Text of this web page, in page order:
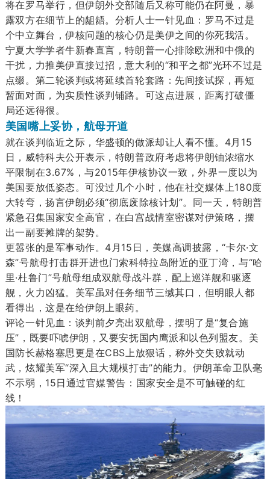
将在罗马举行，但伊朗外交部随后又称可能仍在阿曼，暴
露双方在细节上的龃龉。分析人士一针见血：罗马不过是
个中立舞台，伊核问题的核心仍是美伊之间的你死我活。
宁夏大学学者牛新春直言，特朗普一心排除欧洲和中俄的
干扰，力推美伊直接过招，意大利的“和平之都”光环不过是
点缀。第二轮谈判或将延续首轮套路：先间接试探，再短
暂面对面，为实质性谈判铺路。可这点进展，距离打破僵
局还远得很。
美国嘴上妥协，航母开道
就在谈判临近之际，华盛顿的做派却让人看不懂。4月15
日，威特科夫公开表示，特朗普政府考虑将伊朗铀浓缩水
平限制在3.67%，与2015年伊核协议一致，外界一度以为
美国要放低姿态。可没过几个小时，他在社交媒体上180度
大转弯，扬言伊朗必须“彻底废除核计划”。同一天，特朗普
紧急召集国家安全高官，在白宫战情室密谋对伊策略，摆
出一副要摊牌的架势。
更嚣张的是军事动作。4月15日，美媒高调披露，“卡尔·文
森”号航母打击群开进也门索科特拉岛附近的亚丁湾，与“哈
里·杜鲁门”号航母组成双航母战斗群，配上巡洋舰和驱逐
舰，火力凶猛。美军虽对任务细节三缄其口，但明眼人都
看得出，这是在给伊朗上眼药。
评论一针见血：谈判前夕亮出双航母，摆明了是“复合施
压”，既要吓唬伊朗，又要安抚国内鹰派和以色列盟友。美
国防长赫格塞思更是在CBS上放狠话，称外交失败就动
武，炫耀美军“深入且大规模打击”的能力。伊朗革命卫队毫
不示弱，15日通过官媒警告：国家安全是不可触碰的红
线！